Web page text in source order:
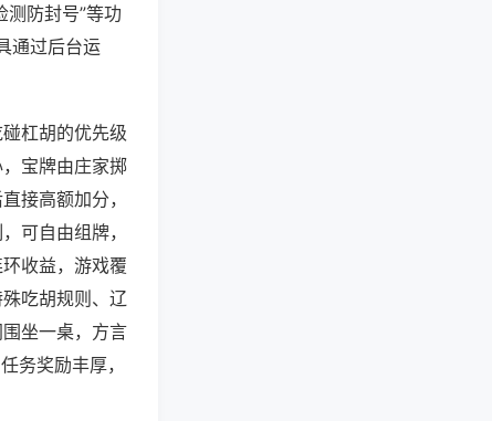
测防封号”等功
通过后台运
杠胡的优先级
宝牌由庄家掷
接高额加分，
可自由组牌，
收益，游戏覆
吃胡规则、辽
坐一桌，方言
务奖励丰厚，